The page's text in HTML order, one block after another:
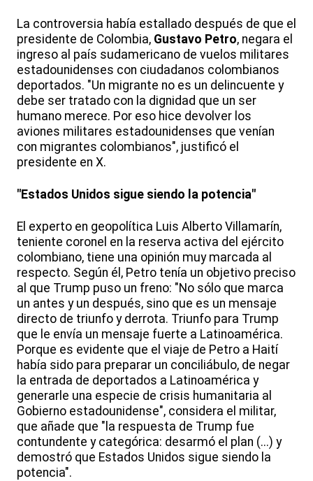
La controversia había estallado después de que el
presidente de Colombia, Gustavo Petro, negara el
ingreso al país sudamericano de vuelos militares
estadounidenses con ciudadanos colombianos
deportados. "Un migrante no es un delincuente y
debe ser tratado con la dignidad que un ser
humano merece. Por eso hice devolver los
aviones militares estadounidenses que venían
con migrantes colombianos", justificó el
presidente en X.
"Estados Unidos sigue siendo la potencia"
El experto en geopolítica Luis Alberto Villamarín,
teniente coronel en la reserva activa del ejército
colombiano, tiene una opinión muy marcada al
respecto. Según él, Petro tenía un objetivo preciso
al que Trump puso un freno: "No sólo que marca
un antes y un después, sino que es un mensaje
directo de triunfo y derrota. Triunfo para Trump
que le envía un mensaje fuerte a Latinoamérica.
Porque es evidente que el viaje de Petro a Haití
había sido para preparar un conciliábulo, de negar
la entrada de deportados a Latinoamérica y
generarle una especie de crisis humanitaria al
Gobierno estadounidense", considera el militar,
que añade que "la respuesta de Trump fue
contundente y categórica: desarmó el plan (...) y
demostró que Estados Unidos sigue siendo la
potencia".